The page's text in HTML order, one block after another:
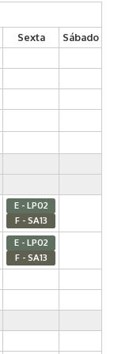
Sexta
Sábado
E - LP02
F - SA13
E - LP02
F - SA13